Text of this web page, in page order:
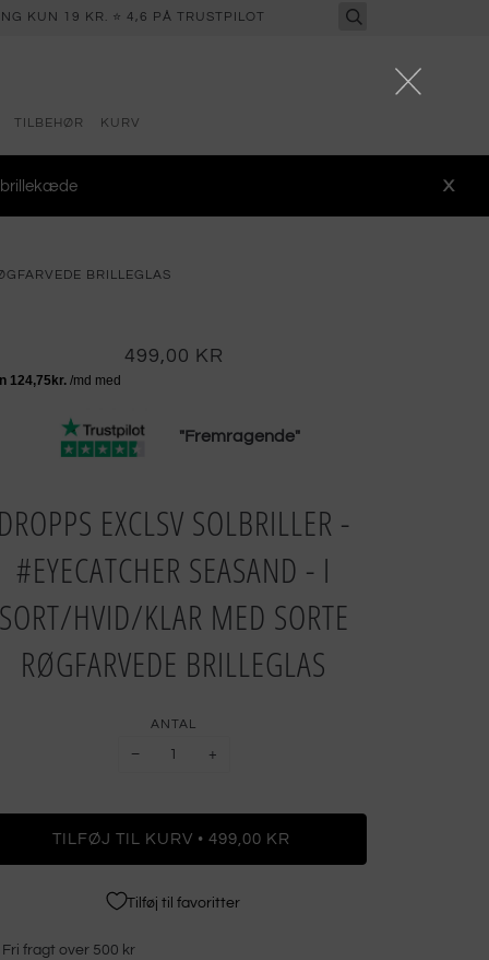
KUN 19 KR. ⭐ 4,6 PÅ TRUSTPILOT
TILBEHØR KURV
X
brillekæde
BRILLEGLAS
499,00 KR
"Fremragende"
DROPPS EXCLSV SOLBRILLER -
#EYECATCHER SEASAND - I
SORT/HVID/KLAR MED SORTE
RØGFARVEDE BRILLEGLAS
ANTAL
− +
TILFØJ TIL KURV • 499,00 KR
Tilføj til favoritter
Fri fragt over 500 kr